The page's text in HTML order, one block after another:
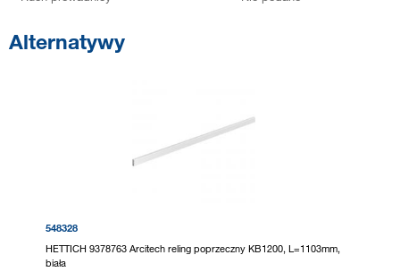
Alternatywy
548328
HETTICH 9378763 Arcitech reling poprzeczny KB1200, L=1103mm,
biała